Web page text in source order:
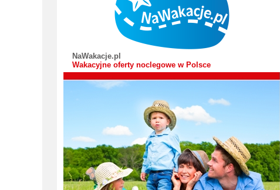
NaWakacje.pl
Wakacyjne oferty noclegowe w Polsce